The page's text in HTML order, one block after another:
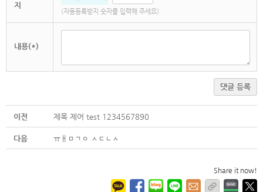
지
(자동등록방지 숫자를 입력해 주세요)
내용(*)
댓글 등록
이전 제목 제어 test 1234567890
다음 ㅠㅐㅁㄱㅇ ㅅㄷㄴㅅ
Share it now!